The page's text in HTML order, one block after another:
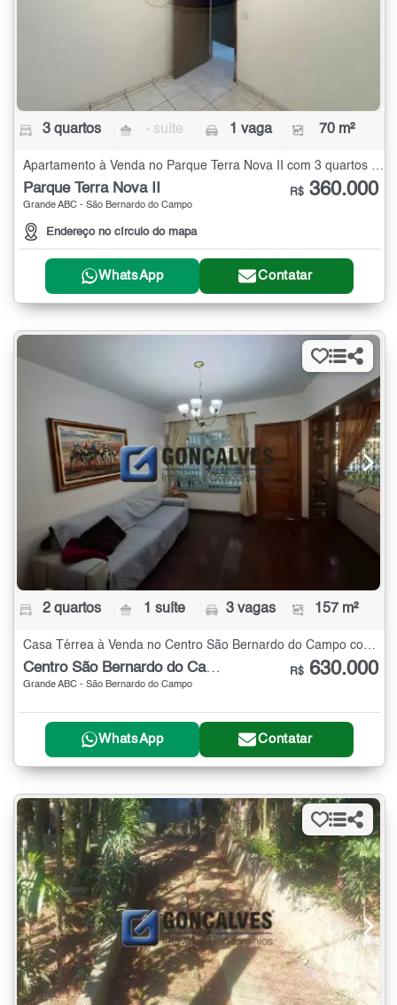
3 quartos - suíte 1 vaga 70 m²
Apartamento à Venda no Parque Terra Nova II com 3 quartos - 70 m²
Parque Terra Nova II
Grande ABC - São Bernardo do Campo
Endereço no círculo do mapa
R$ 360.000
WhatsApp Contatar
2 quartos 1 suíte 3 vagas 157 m²
Centro São Bernardo do Campo
Grande ABC - São Bernardo do Campo
R$ 630.000
WhatsApp Contatar